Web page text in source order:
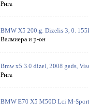
Рига
BMW X5 200.g. Dīzelis 3, 0.
Валмиера и р-он
Bmw x5 3.0 dizel, 2008 gads,
Рига
BMW E70 X5 M50D Lci M-